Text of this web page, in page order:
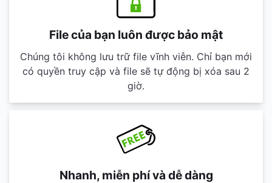
File của bạn luôn được bảo mật
Chúng tôi không lưu trữ file vĩnh viễn. Chỉ bạn mới
có quyền truy cập và file sẽ tự động bị xóa sau 2
giờ.
Nhanh, miễn phí và dễ dàng